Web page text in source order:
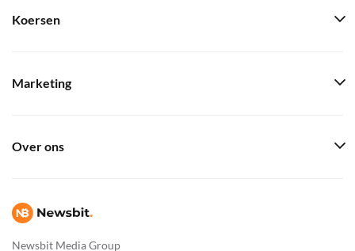
Newsbit Media Group
Koersen
Marketing
Over ons